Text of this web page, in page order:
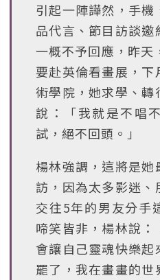
引起一陣譁然，手
品代言、節目訪談
一概不予回應，昨天
要赴英倫看畫展，
術學院，她求學、
說：「我就是不唱
試，絕不回頭。」
楊林強調，這將是
訪，因為太多影迷
交往5年的男友分手
啼笑皆非，楊林說
會讓自己靈魂快樂
罷了，我在畫畫的